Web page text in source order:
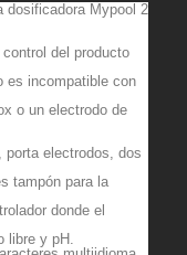
dosificadora Mypool 2
del producto
es incompatible con
o un electrodo de
porta electrodos, dos
tampón para la
donde el
libre y pH.